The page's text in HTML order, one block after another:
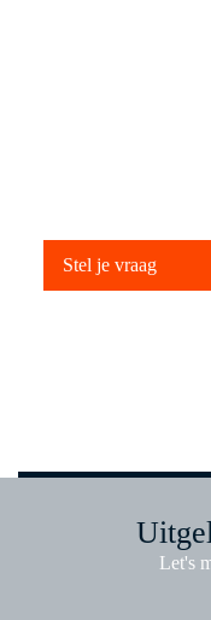
Stel je vraag
Let's